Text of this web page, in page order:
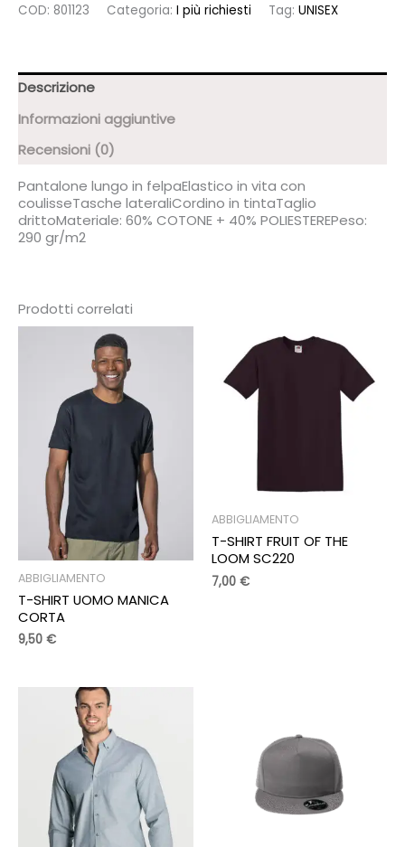
COD: 801123 Categoria: I più richiesti Tag: UNISEX
Descrizione
Informazioni aggiuntive
Recensioni (0)
Pantalone lungo in felpaElastico in vita con
coulisseTasche lateraliCordino in tintaTaglio
drittoMateriale: 60% COTONE + 40% POLIESTEREPeso:
290 gr/m2
Prodotti correlati
ABBIGLIAMENTO
T-SHIRT UOMO MANICA
CORTA
9,50 €
ABBIGLIAMENTO
T-SHIRT FRUIT OF THE
LOOM SC220
7,00 €